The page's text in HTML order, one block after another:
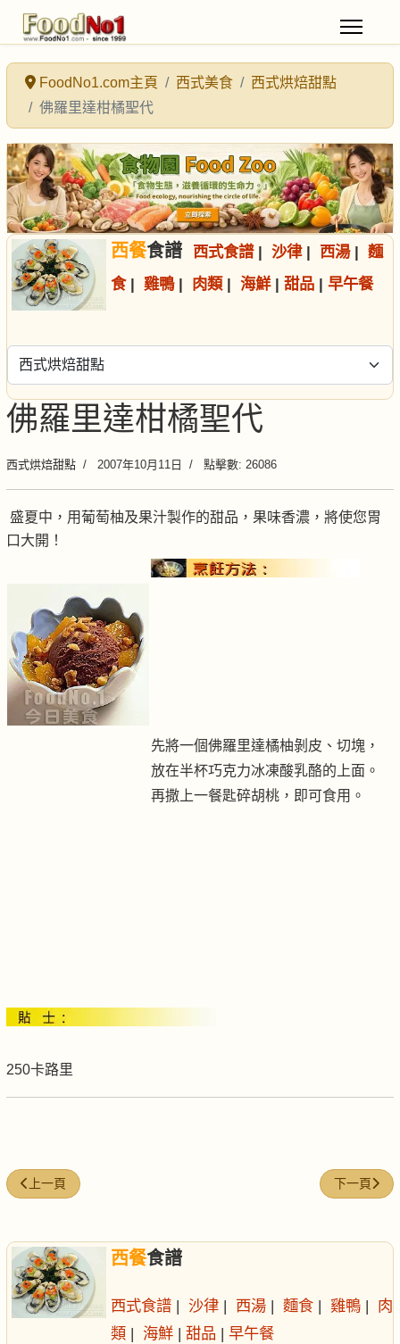
FoodNo1.com主頁 西式美食
西式烘焙甜點
佛羅里達柑橘聖代
西餐食譜 西式食譜| 沙律| 西湯| 麵
食| 雞鴨| 肉類 | 海鮮| 甜品 | 早午餐
選擇食譜分類
佛羅里達柑橘聖代
西式烘焙甜點 2007年10月11日 點擊數: 26086
盛夏中，用葡萄柚及果汁製作的甜品，果味香濃，將使您胃
口大開！
先將一個佛羅里達橘柚剝皮、切塊，
放在半杯巧克力冰凍酸乳酪的上面。
再撒上一餐匙碎胡桃，即可食用。
250卡路里
上一篇文章: 佛羅里達柑橘凍糕
上一頁 下一篇文章
下一頁
西餐食譜
西式食譜 | 沙律 | 西湯 | 麵食 | 雞鴨 | 肉
類 | 海鮮 | 甜品 | 早午餐